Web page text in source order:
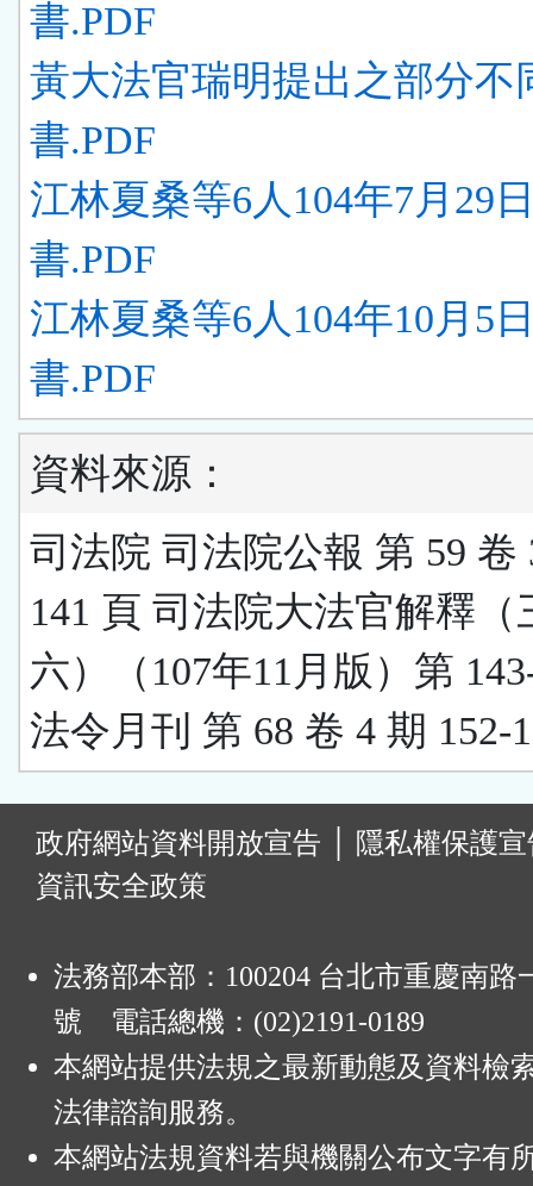
書.PDF
黃大法官瑞明提出之部分不
書.PDF
江林夏桑等6人104年7月29
書.PDF
江林夏桑等6人104年10月5
書.PDF
資料來源：
司法院 司法院公報 第 59 卷
141 頁 司法院大法官解釋（
六）（107年11月版）第
法令月刊 第 68 卷 4 期 152-
政府網站資料開放宣告
隱私權保護
資訊安全政策
法務部本部：100204 台北市重慶南路
號 電話總機：(02)2191-0189
本網站提供法規之最新動態及資料檢
法律諮詢服務。
本網站法規資料若與機關公布文字有